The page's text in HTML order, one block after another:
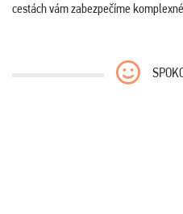
cestách vám zabezpečíme